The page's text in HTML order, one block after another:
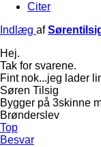
Citer
Indlæg af
Hej.
Tak for svarene.
Fint nok...jeg lader
Søren Tilsig
Bygger på 3skinne
Brønderslev
Top
Besvar